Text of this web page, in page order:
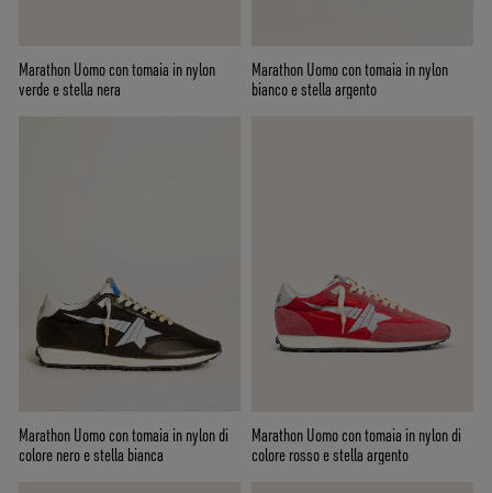
Marathon Uomo con tomaia in nylon
verde e stella nera
Marathon Uomo con tomaia in nylon
bianco e stella argento
Marathon Uomo con tomaia in nylon di
colore nero e stella bianca
Marathon Uomo con tomaia in nylon di
colore rosso e stella argento